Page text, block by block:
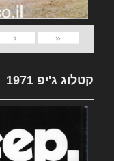
«
‹
קטלוג ג'יפ 1971